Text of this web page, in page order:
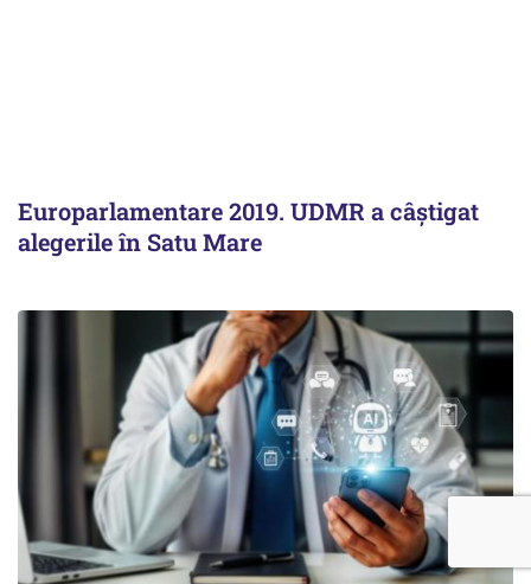
Europarlamentare 2019. UDMR a câștigat
alegerile în Satu Mare